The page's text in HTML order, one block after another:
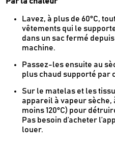
& recettes
Lavez, à plus de 60°C,
vêtements qui le
dans un sac fermé
machine.
Passez-les ensuite au
plus chaud supporté par
Sur le matelas et les
appareil à vapeur
moins 120°C) pour
Pas besoin d’acheter
louer.